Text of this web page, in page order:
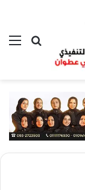
بحث عن